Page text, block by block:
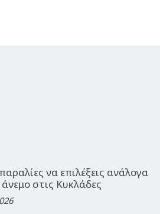
να επιλέξεις ανάλογα
στις Κυκλάδες